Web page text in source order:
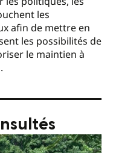
les
afin de mettre en
les possibilités de
le maintien à